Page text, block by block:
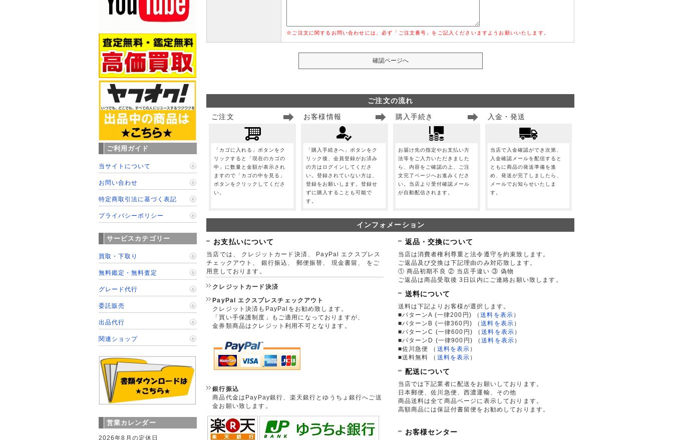
※ご注文に関するお問い合わせには、必ず「ご注文番号」をご記入くださいますようお願いいたします。
ご注文の流れ
ご注文
「カゴに入れる」ボタンをク
リックすると「現在のカゴの
中」に数量と金額が表示され
ますので「カゴの中を見る」
ボタンをクリックしてくださ
い。
お客様情報
「購入手続きへ」ボタンをク
リック後、会員登録がお済み
の方はログインしてくださ
い。登録されていない方は、
登録をお願いします。登録せ
ずに購入することも可能で
す。
購入手続き
お届け先の指定やお支払い方
法等をご入力いただきました
ら、内容をご確認の上、ご注
文完了ページへお進みくださ
い。当店より受付確認メール
が自動配信されます。
入金・発送
当店で入金確認ができ次第、
入金確認メールを配信すると
ともに商品の発送準備を進
め、発送が完了しましたら、
メールでお知らせいたしま
す。
インフォメーション
お支払いについて
当店では、 クレジットカード決済、 PayPal エクスプレス
チェックアウト、 銀行振込、 郵便振替、 現金書留、 をご
用意しております。
クレジットカード決済
PayPal エクスプレスチェックアウト
クレジット決済もPayPalをお勧め致します。
「買い手保護制度」もご適用になっておりますが、
金券類商品はクレジット利用不可となります。
銀行振込
商品代金はPayPay銀行、楽天銀行とゆうちょ銀行へご送
金お願い致します。
返品・交換について
当店は消費者権利尊重と法令遵守を約束致します。
ご返品及び交換は下記理由のみ対応致します。
① 商品初期不良 ② 当店手違い ③ 偽物
ご返品は商品受取後 3日以内にご連絡お願い致します。
送料について
送料は下記よりお客様が選択します。
■パターンA (一律200円)
（送料を表示 ）
■パターンB (一律360円)
（送料を表示 ）
■パターンC (一律600円)
（送料を表示 ）
■パターンD (一律900円)
（送料を表示 ）
■佐川急便
（ 送料を表示 ）
■送料無料
（ 送料を表示 ）
配送について
当店では下記業者に配送をお願いしております。
日本郵便、佐川急便、西濃運輸、その他
商品送料は全て商品ページに表示しております。
高額商品には保証付書留便をお勧めしております。
お客様センター
ご利用ガイド
当サイトについて
お問い合わせ
特定商取引法に基づく表記
プライバシーポリシー
サービスカテゴリー
買取・下取り
無料鑑定・無料査定
グレード代行
委託販売
出品代行
関連ショップ
営業カレンダー
2026年8月の定休日